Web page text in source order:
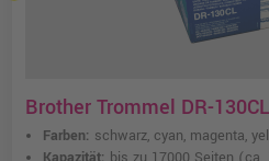
Brother Trommel DR-
Farben: schwarz, cyan, magenta,